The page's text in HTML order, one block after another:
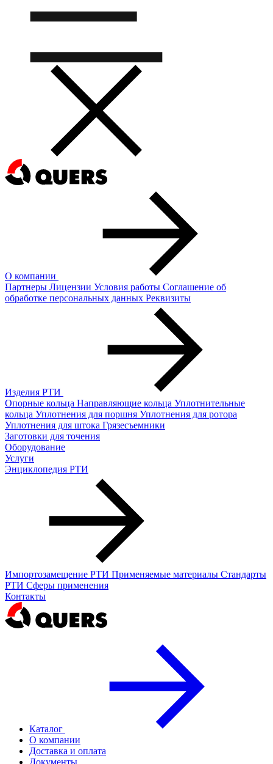
О компании
Партнеры Лицензии Условия работы Соглашение об
обработке персональных данных Реквизиты
Изделия РТИ
Опорные кольца Направляющие кольца Уплотнительные
кольца Уплотнения для поршня Уплотнения для ротора
Уплотнения для штока Грязесъемники
Заготовки для точения
Оборудование
Услуги
Энциклопедия РТИ
Импортозамещение РТИ Применяемые материалы Стандарты
РТИ Сферы применения
Контакты
Каталог
О компании
Доставка и оплата
Документы